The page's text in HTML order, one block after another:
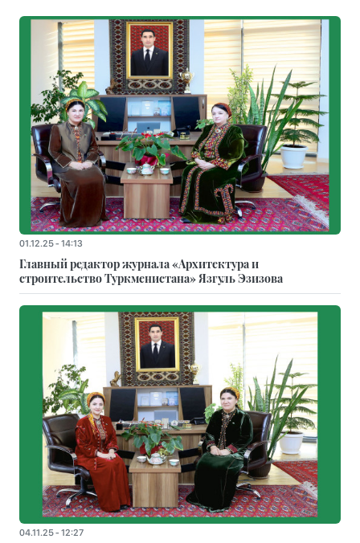
01.12.25 - 14:13
Главный редактор журнала «Архитектура и
строительство Туркменистана» Язгуль Эзизова
04.11.25 - 12:27